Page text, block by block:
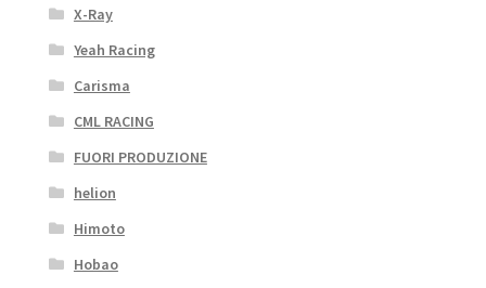
X-Ray
Yeah Racing
Carisma
CML RACING
FUORI PRODUZIONE
helion
Himoto
Hobao